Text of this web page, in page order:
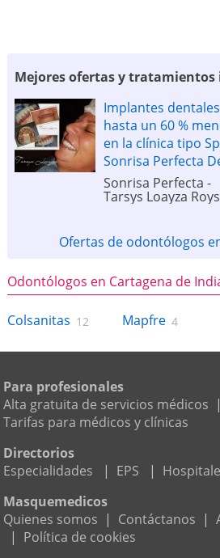
Mejores ofertas y tratamientos
Implantes dentales
hasta un 60 %
en la clínica tipo
Sonrisa Perfecta
Sonrisa Perfecta -
Tarsys Loayza Roys
Ofertas de odontólogos
Odontólogos en Cartagena de
Colsanitas 12 Mapfre 4
Para profesionales
Alta gratuita de servicios médicos |
Tarifas para médicos y clínicas
Directorios
Especialidades
| EPS |
Masquemedicos
Quienes somos | Contáctanos |
| Política de cookies